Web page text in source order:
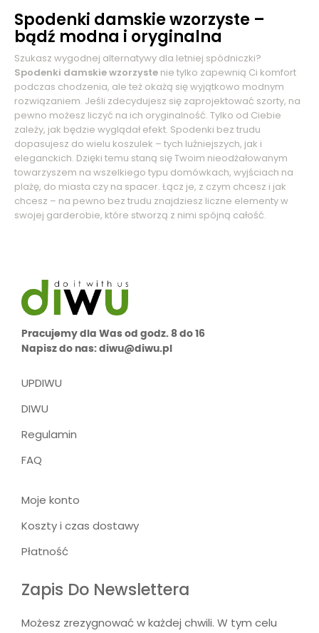
Spodenki damskie wzorzyste –
bądź modna i oryginalna
Szukasz wygodnej alternatywy dla letniej spódniczki?
Spodenki damskie wzorzyste nie tylko zapewnią Ci komfort
podczas chodzenia, ale też okażą się wyjątkowo modnym
rozwiązaniem. Jeśli zdecydujesz się zaprojektować szorty, na
pewno możesz liczyć na ich oryginalność. Tylko od Ciebie
zależy, jak będzie wyglądał efekt. Spodenki bez trudu
dopasujesz do wielu koszulek – tych luźniejszych, jak i
eleganckich. Dzięki temu staną się Twoim nieodżałowanym
towarzyszem na wszelkiego typu domówkach, wyjściach na
plażę, do miasta czy na spacer. Łącz je, z czym chcesz i jak
chcesz – na pewno bez trudu znajdziesz liczne elementy w
swojej garderobie, które stworzą z nimi spójną całość.
Pracujemy dla Was od godz. 8 do 16
Napisz do nas: diwu@diwu.pl
UPDIWU
DIWU
Regulamin
FAQ
Moje konto
Koszty i czas dostawy
Płatność
Zapis Do Newslettera
Możesz zrezygnować w każdej chwili. W tym celu